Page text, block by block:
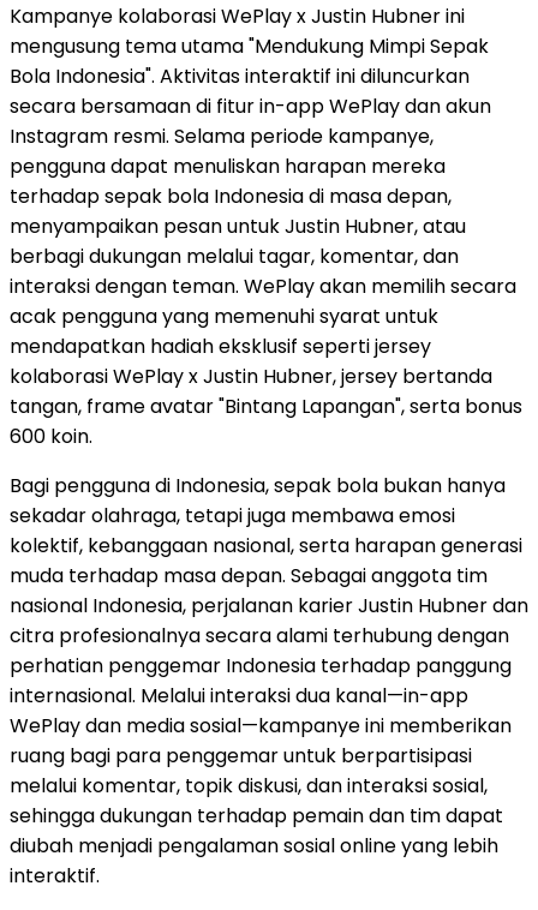
Kampanye kolaborasi WePlay x Justin Hubner ini
mengusung tema utama "Mendukung Mimpi Sepak
Bola Indonesia". Aktivitas interaktif ini diluncurkan
secara bersamaan di fitur in-app WePlay dan akun
Instagram resmi. Selama periode kampanye,
pengguna dapat menuliskan harapan mereka
terhadap sepak bola Indonesia di masa depan,
menyampaikan pesan untuk Justin Hubner, atau
berbagi dukungan melalui tagar, komentar, dan
interaksi dengan teman. WePlay akan memilih secara
acak pengguna yang memenuhi syarat untuk
mendapatkan hadiah eksklusif seperti jersey
kolaborasi WePlay x Justin Hubner, jersey bertanda
tangan, frame avatar "Bintang Lapangan", serta bonus
600 koin.
Bagi pengguna di Indonesia, sepak bola bukan hanya
sekadar olahraga, tetapi juga membawa emosi
kolektif, kebanggaan nasional, serta harapan generasi
muda terhadap masa depan. Sebagai anggota tim
nasional Indonesia, perjalanan karier Justin Hubner dan
citra profesionalnya secara alami terhubung dengan
perhatian penggemar Indonesia terhadap panggung
internasional. Melalui interaksi dua kanal—in-app
WePlay dan media sosial—kampanye ini memberikan
ruang bagi para penggemar untuk berpartisipasi
melalui komentar, topik diskusi, dan interaksi sosial,
sehingga dukungan terhadap pemain dan tim dapat
diubah menjadi pengalaman sosial online yang lebih
interaktif.